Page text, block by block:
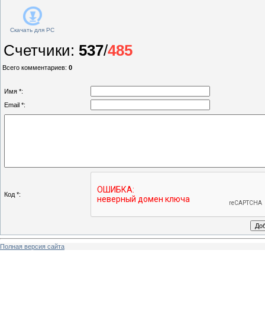
Скачать для PC
Счетчики: 537/485
Всего комментариев: 0
Имя *:
Email *:
Код *:
Полная версия сайта